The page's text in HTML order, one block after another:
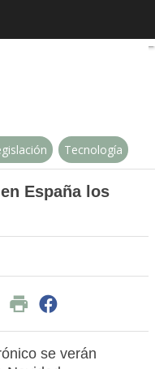
alcanzará en
Tecnología
España los
se verán